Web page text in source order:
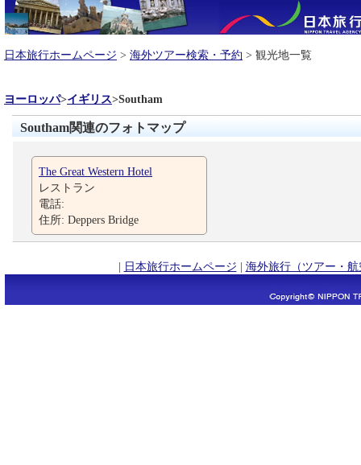
日本旅行ホームページ > 海外ツアー検索・予約 > 観光地一覧
ヨーロッパ>イギリス>Southam
Southam関連のフォトマップ
The Great Western Hotel
レストラン
電話:
住所: Deppers Bridge
| 日本旅行ホームページ | 海外旅行（ツアー・航